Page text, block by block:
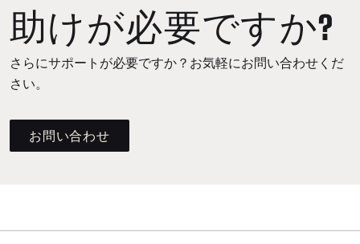
助けが必要ですか?
さらにサポートが必要ですか？お気軽にお問い合わせくだ
さい。
お問い合わせ